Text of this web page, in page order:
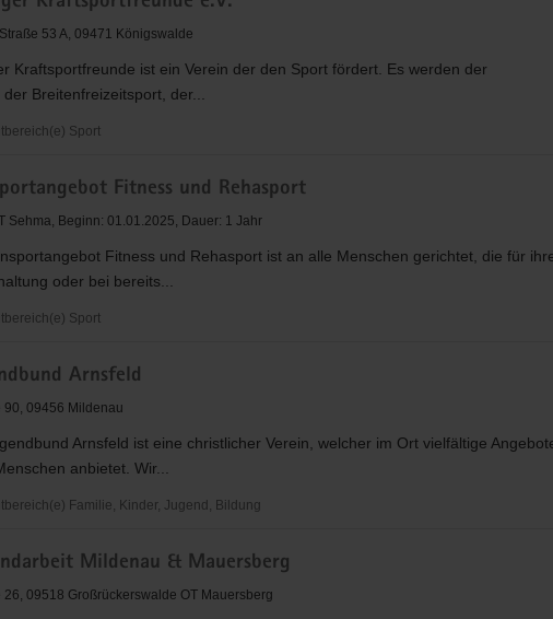
53 A, 09471 Königswalde
Kraftsportfreunde ist ein Verein der den Sport fördert. Es werden der
Breitenfreizeitsport, der...
Sport
Fitness und Rehasport
Sehma, Beginn: 01.01.2025, Dauer: 1 Jahr
Fitness und Rehasport ist an alle Menschen gerichtet, die für
oder bei bereits...
Sport
Arnsfeld
90, 09456 Mildenau
Arnsfeld ist eine christlicher Verein, welcher im Ort vielfältige
anbietet. Wir...
Familie, Kinder, Jugend, Bildung
Mildenau & Mauersberg
26, 09518 Großrückerswalde OT Mauersberg